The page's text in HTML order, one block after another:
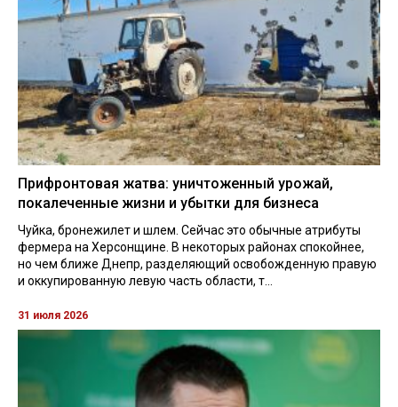
Прифронтовая жатва: уничтоженный урожай,
покалеченные жизни и убытки для бизнеса
Чуйка, бронежилет и шлем. Сейчас это обычные атрибуты
фермера на Херсонщине. В некоторых районах спокойнее,
но чем ближе Днепр, разделяющий освобожденную правую
и оккупированную левую часть области, т...
31 июля 2026